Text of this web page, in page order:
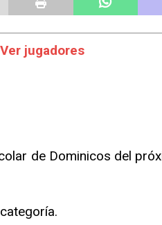
Ver jugadores
de Dominicos del